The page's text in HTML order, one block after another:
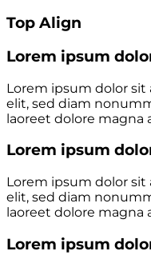
Top Align
Lorem ipsum
Lorem ipsum dolor
elit, sed diam
laoreet dolore magna
Lorem ipsum
Lorem ipsum dolor
elit, sed diam
laoreet dolore magna
Lorem ipsum